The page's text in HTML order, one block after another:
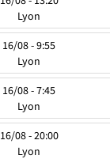
Lyon
16/08 - 9:55
Lyon
16/08 - 7:45
Lyon
16/08 - 20:00
Lyon